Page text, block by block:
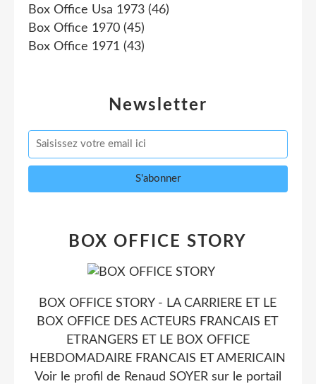
Newsletter
Box Office Usa 1973 (46)
Box Office 1970 (45)
Box Office 1971 (43)
BOX OFFICE STORY
BOX OFFICE STORY - LA CARRIERE ET LE
BOX OFFICE DES ACTEURS FRANCAIS ET
ETRANGERS ET LE BOX OFFICE
HEBDOMADAIRE FRANCAIS ET AMERICAIN
Voir le profil de Renaud SOYER sur le portail